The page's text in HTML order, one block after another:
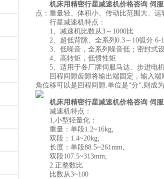
机床用精密行星减速机价格咨询 伺
点：重量轻、体积小、传动比范围大、
行星减速机特点：
1、减速机比数从3～1000比
2、超低背隙、全系列0.3～10弧分 6-
3、低噪音，全系列噪音低；密封式设
4、高转矩，低惯性矩
5、适用于各厂牌伺服马达、步进电
回程间隙齿隙将输出端固定，输入端
角位移可以是回程间隙.单位是"分",则成
机床用精密行星减速机价格咨询 伺
减速机特点：
1,小型轻量化：
重量：单段1.2~16kg,
双段：1.4~20kg;
长度：单段88.5~261mm,
双段107.5~313mm;
2.正整数比
比数从3~100